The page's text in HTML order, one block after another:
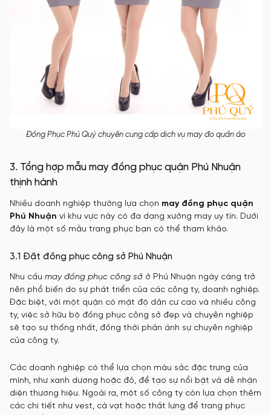
Đồng Phục Phú Quý chuyên cung cấp dịch vụ may đo quần áo
3. Tổng hợp mẫu may đồng phục quận Phú Nhuận
thịnh hành
Nhiều doanh nghiệp thường lựa chọn may đồng phục quận
Phú Nhuận vì khu vực này có đa dạng xưởng may uy tín. Dưới
đây là một số mẫu trang phục bạn có thể tham khảo.
3.1 Đặt đồng phục công sở Phú Nhuận
Nhu cầu may đồng phục công sở ở Phú Nhuận ngày càng trở
nên phổ biến do sự phát triển của các công ty, doanh nghiệp.
Đặc biệt, với một quận có mật độ dân cư cao và nhiều công
ty, việc sở hữu bộ đồng phục công sở đẹp và chuyên nghiệp
sẽ tạo sự thống nhất, đồng thời phản ánh sự chuyên nghiệp
của công ty.
Các doanh nghiệp có thể lựa chọn màu sắc đặc trưng của
mình, như xanh dương hoặc đỏ, để tạo sự nổi bật và dễ nhận
diện thương hiệu. Ngoài ra, một số công ty còn lựa chọn thêm
các chi tiết như vest, cà vạt hoặc thắt lưng để trang phục